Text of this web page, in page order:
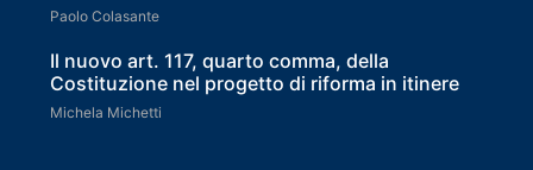
Paolo Colasante
Il nuovo art. 117, quarto comma, della
Costituzione nel progetto di riforma in itinere
Michela Michetti